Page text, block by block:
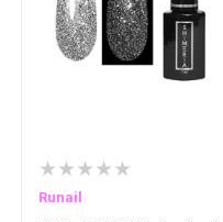
★★★★★
Runail